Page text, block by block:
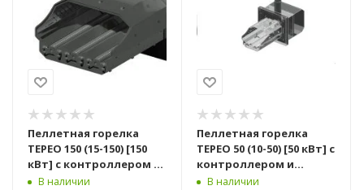
Пеллетная горелка
TEPEO 150 (15-150) [150
кВт] с контроллером и
шнеком для подачи
В наличии
Пеллетная горелка
TEPEO 50 (10-50) [50 кВт] с
контроллером и
шнеком для подачи
В наличии